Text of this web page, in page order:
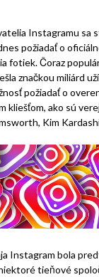
Instagramu sa
požiadať o
fotiek. Čoraz
značkou miliárd
požiadať o
kliešťom, ako sú
Kim
Instagram bola
tieňové